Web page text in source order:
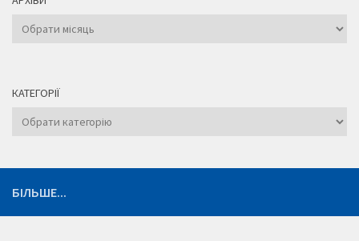
Архіви
КАТЕГОРІЇ
Категорії
БІЛЬШЕ...